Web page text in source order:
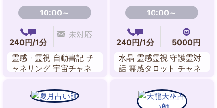
10:00～
240円/1分
未対応
霊感・霊視 自動書記 チ
ャネリング 宇宙チャネ
故人交信 高次霊交信
10:00～
240円/1分
5000円
水晶 霊感霊視 守護霊対
話 霊感タロット チャネ
リーデング